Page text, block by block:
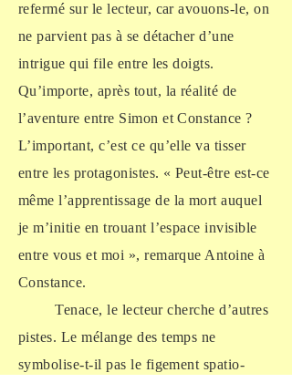
refermé sur le lecteur, car avouons-le, on
ne parvient pas à se détacher d’une
intrigue qui file entre les doigts.
Qu’importe, après tout, la réalité de
l’aventure entre Simon et Constance ?
L’important, c’est ce qu’elle va tisser
entre les protagonistes. « Peut-être est-ce
même l’apprentissage de la mort auquel
je m’initie en trouant l’espace invisible
entre vous et moi », remarque Antoine à
Constance.
Tenace, le lecteur cherche d’autres
pistes. Le mélange des temps ne
symbolise-t-il pas le figement spatio-